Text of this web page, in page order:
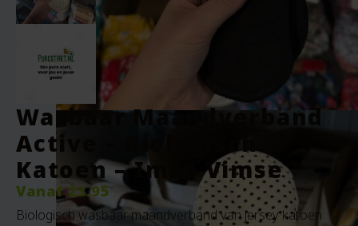
Wasbaar Maandverband
Active – Biologisch
Katoen – Imse Vimse
Vanaf23.95
Biologisch wasbaar maandverband van jersey katoen